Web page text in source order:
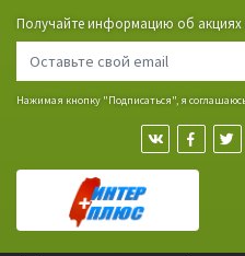
Получайте информацию об акциях
Нажимая кнопку "Подписаться", я